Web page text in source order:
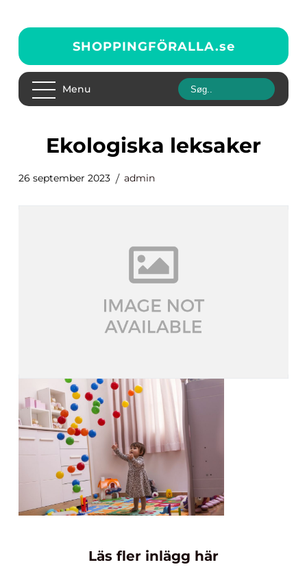
SHOPPINGFÖRALLA.se
Menu
ekologiska leksaker
26 september 2023 admin
Läs fler inlägg här